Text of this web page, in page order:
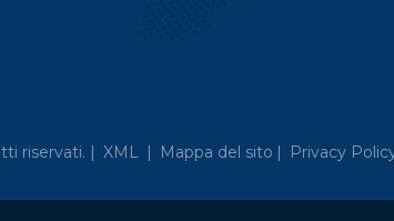
riservati. | XML | Mappa del sito | Privacy